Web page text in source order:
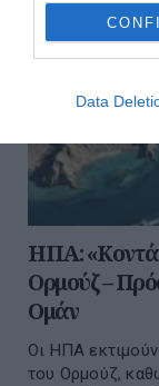
Data
ΗΠΑ:
Ορμούζ –
Ομάν
Οι ΗΠΑ
του Ορμούζ,